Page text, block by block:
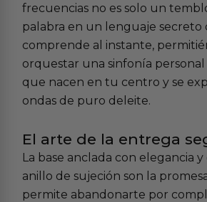
frecuencias no es solo un
palabra en un lenguaje
comprende al instante,
orquestar una sinfonía personal
que nacen en tu centro y se
ondas de puro deleite.
El arte de la entrega
La base anclada con elegancia
anillo de sujeción son la
permite abandonarte por